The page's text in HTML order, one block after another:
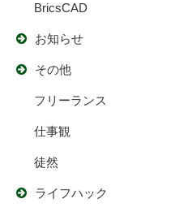
BricsCAD
お知らせ
その他
フリーランス
仕事観
徒然
ライフハック